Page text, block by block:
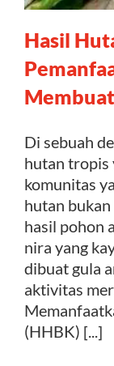
Kontak
Hasil
Di sebuah
hutan tropis
komunitas
hutan
hasil pohon
nira yang
dibuat gula
aktivitas
(HHBK) [...]